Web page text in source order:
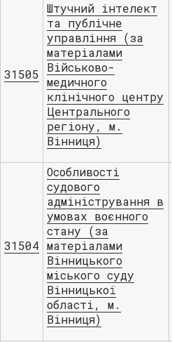
31505
Штучний інтелект
та публічне
управління (за
матеріалами
Військово-
медичного
клінічного центру
Центрального
регіону, м.
Вінниця)
31504
Особливості
судового
адміністрування в
умовах воєнного
стану (за
матеріалами
Вінницького
міського суду
Вінницької
області, м.
Вінниця)